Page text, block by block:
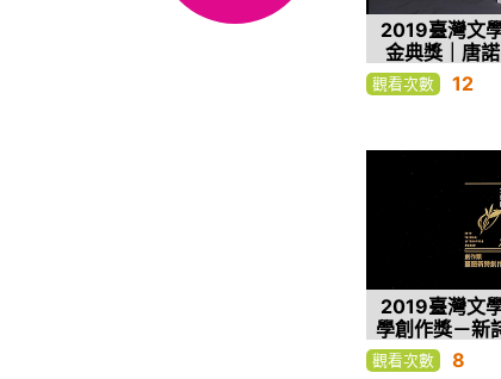
2019臺灣文
金典獎｜唐
譽、財富和權
索
觀看次數 12
2019臺灣文
學創作獎－新
觀看次數 8